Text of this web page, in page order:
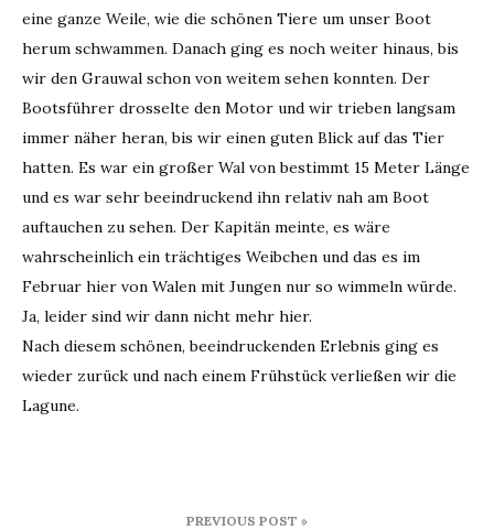
eine ganze Weile, wie die schönen Tiere um unser Boot
herum schwammen. Danach ging es noch weiter hinaus, bis
wir den Grauwal schon von weitem sehen konnten. Der
Bootsführer drosselte den Motor und wir trieben langsam
immer näher heran, bis wir einen guten Blick auf das Tier
hatten. Es war ein großer Wal von bestimmt 15 Meter Länge
und es war sehr beeindruckend ihn relativ nah am Boot
auftauchen zu sehen. Der Kapitän meinte, es wäre
wahrscheinlich ein trächtiges Weibchen und das es im
Februar hier von Walen mit Jungen nur so wimmeln würde.
Ja, leider sind wir dann nicht mehr hier.
Nach diesem schönen, beeindruckenden Erlebnis ging es
wieder zurück und nach einem Frühstück verließen wir die
Lagune.
PREVIOUS POST »